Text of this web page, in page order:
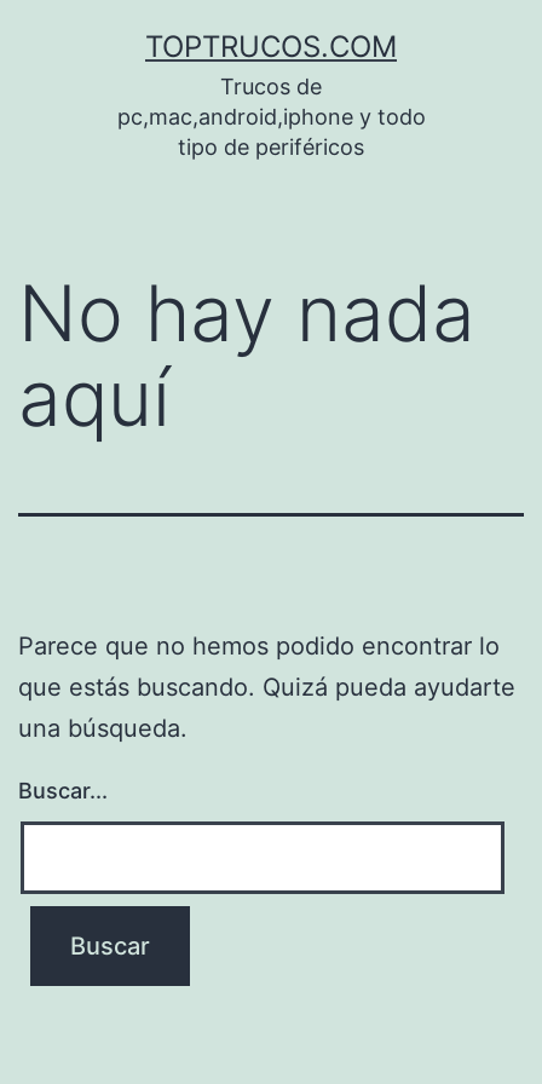
TOPTRUCOS.COM
Trucos de
pc,mac,android,iphone y todo
tipo de periféricos
No hay nada
aquí
Parece que no hemos podido encontrar lo
que estás buscando. Quizá pueda ayudarte
una búsqueda.
Buscar...